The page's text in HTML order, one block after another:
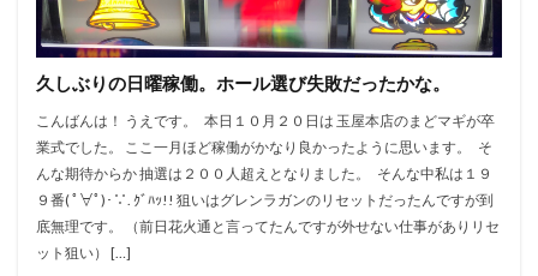
久しぶりの日曜稼働。ホール選び失敗だったかな。
こんばんは！ うえです。 本日１０月２０日は 玉屋本店のまどマギが卒
業式でした。 ここ一月ほど稼働がかなり良かったように思います。 そ
んな期待からか 抽選は２００人超えとなりました。 そんな中私は１９
９番( ﾟ∀ﾟ)･∵. ｸﾞﾊｯ!! 狙いはグレンラガンのリセットだったんですが到
底無理です。 （前日花火通と言ってたんですが外せない仕事がありリセ
ット狙い） […]
ガメラ
ケロット ガルパン
ガルパンG
ガンダム
ガールフレンド
キャロル津福
ギアス3
ギアスCC ギルクラ
クラセレ
クレア眠り
グランド
グランロッキーⅡ
グレンラガン
ケロット3
スロパチ
ゲッターマウス
コロナ
コロナ500
ゴッドイーター
サラ番
サラ金
サンダーライトニング